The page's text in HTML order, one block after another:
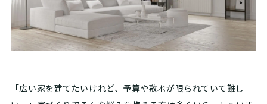
「広い家を建てたいけれど、予算や敷地が限られていて難し